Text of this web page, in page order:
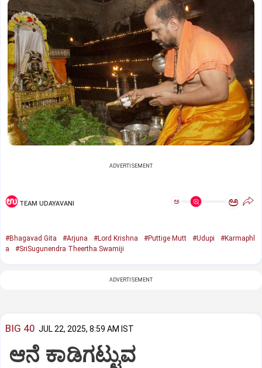
ADVERTISEMENT
TEAM UDAYAVANI ಅ ಅ
#Bhagavad Gita #Arjuna #Lord Krishna #Puttige Mutt #Udupi
#Karmaphl
a
#SriSugunendra Theertha Swamiji
ADVERTISEMENT
BIG 40 JUL 22, 2025, 8:59 AM IST
ಆನೆ ಕಾಡಿಗಟ್ಟುವ